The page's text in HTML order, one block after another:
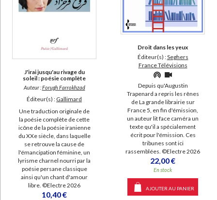
J'irai jusqu'au rivage du
soleil : poésie complète
Auteur :Forugh Farrokhzad
Éditeur(s) : Gallimard
Une traduction originale de
la poésie complète de cette
icône de la poésie iranienne
du XXe siècle, dans laquelle
se retrouve la cause de
l'émancipation féminine, un
lyrisme charnel nourri par la
poésie persane classique
ainsi qu'un chant d'amour
libre. ©Electre 2026
10,40 €
Droit dans les yeux
Éditeur(s) :Seghers
France Télévisions
Depuis qu'Augustin
Trapenard a repris les rênes
de La grande librairie sur
France 5, en fin d'émission,
un auteur lit face caméra un
texte qu'il a spécialement
écrit pour l'émission. Ces
tribunes sont ici
rassemblées. ©Electre 2026
22,00 €
En stock
AJOUTER AU PANIER